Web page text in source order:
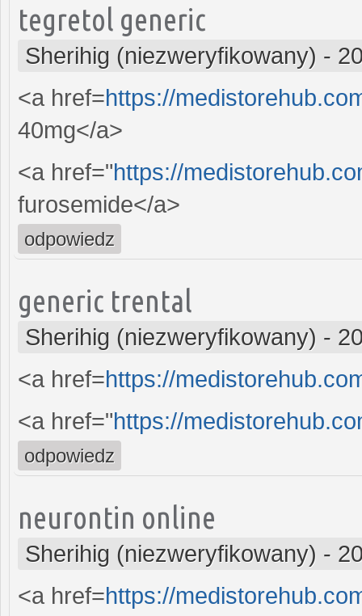
tegretol generic
Sherihig (niezweryfikowany) -
<a href=https://
40mg</a>
<a href="https://
furosemide</a>
odpowiedz
generic trental
Sherihig (niezweryfikowany) -
<a href=https://
<a href="https://
odpowiedz
neurontin online
Sherihig (niezweryfikowany) -
<a href=https://